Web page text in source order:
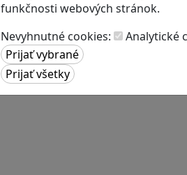
funkčnosti webových stránok.
Nevyhnutné cookies:
Analytické